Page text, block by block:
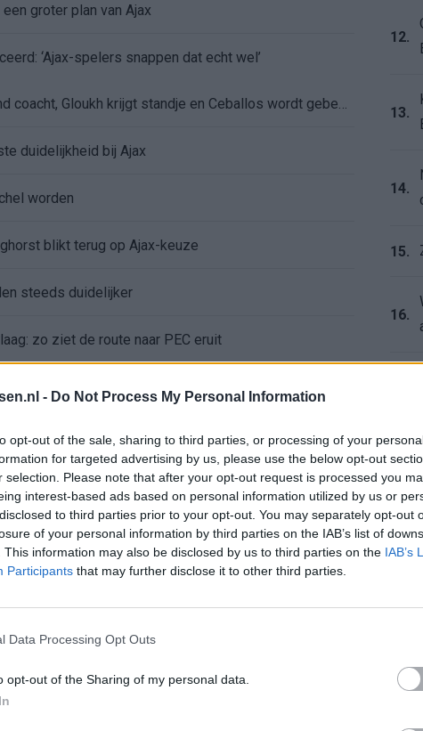
- Do Not Process My Personal Information
opt-out of the sale, sharing to third parties, or processing of your
for targeted advertising by us, please use the below opt-out
selection. Please note that after your opt-out request is processed you
interest-based ads based on personal information utilized by us or
to third parties prior to your opt-out. You may separately opt-out
of your personal information by third parties on the IAB’s list of
This information may also be disclosed by us to third parties on the IAB’s
Participants that may further disclose it to other third parties.
Data Processing Opt Outs
opt-out of the Sharing of my personal data.
groter plan van Ajax
‘Ajax-spelers snappen dat echt wel’
duidelijkheid bij Ajax
worden
blikt terug op Ajax-keuze
steeds duidelijker
zo ziet de route naar PEC eruit
Ajax met lege handen achter
verlaten
als Ajax-aanvoerder’
bestuurlijke Ajax-fase
WK-spits op het lijstje van Ajax?
Ajax’
met duidelijk antwoord
over Ter Stegen’
12.
13.
14.
15.
16.
18.